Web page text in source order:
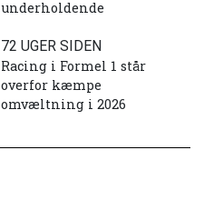
underholdende
72 UGER SIDEN
Racing i Formel 1 står
overfor kæmpe
omvæltning i 2026